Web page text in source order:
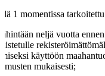
1 momentissa
neljä vuotta
käyttöön
mukaisesti;